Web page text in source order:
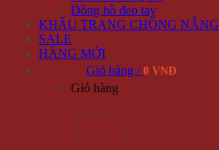
Đồng hồ đeo tay
KHẨU TRANG CHỐNG NẮNG
SALE
HÀNG MỚI
Giỏ hàng / 0 VNĐ
Giỏ hàng